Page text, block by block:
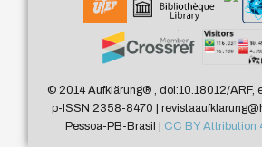
© 2014 Aufklärung®, doi:10.18012/ARF,
p-ISSN 2358-8470 |
Pessoa-PB-Brasil | CC BY Attribution